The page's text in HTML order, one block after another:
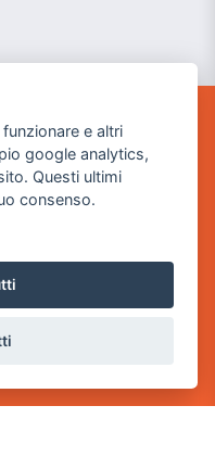
BS
e altri
google analytics,
Questi ultimi
consenso.